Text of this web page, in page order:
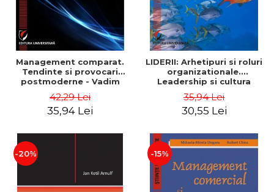
Management comparat.
Tendinte si provocari
postmoderne - Vadim
42,29 Lei
35,94 Lei
LIDERII: Arhetipuri si roluri
organizationale.
Leadership si cultura
Dumitrascu
35,94 Lei
30,55 Lei
-20% -15%